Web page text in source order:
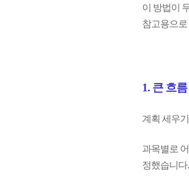
이 방법이
참고용으
1. 큰 흐
계획 세우
과목별로
정했습니다.